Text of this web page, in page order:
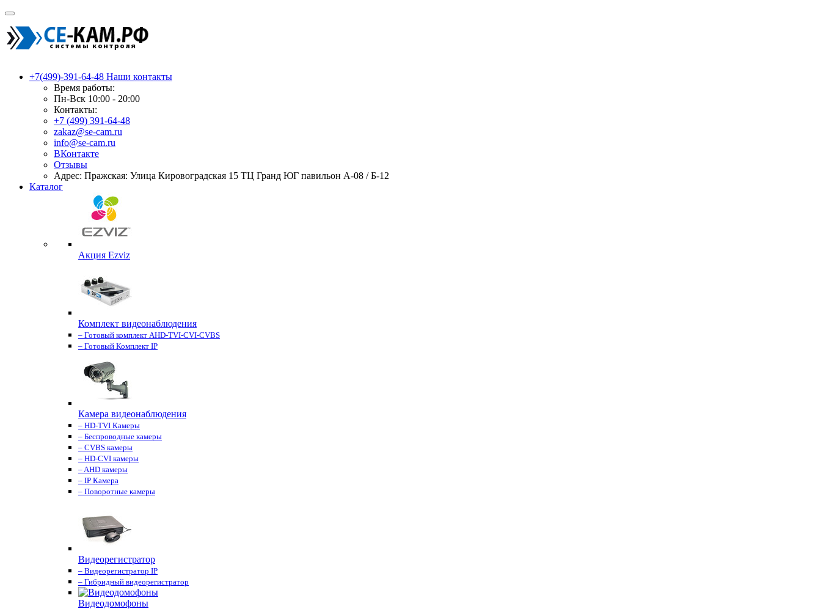
+7(499)-391-64-48 Наши контакты
Время работы:
Пн-Вск 10:00 - 20:00
Контакты:
+7 (499) 391-64-48
zakaz@se-cam.ru
info@se-cam.ru
ВКонтакте
Отзывы
Адрес: Пражская: Улица Кировоградская 15 ТЦ Гранд ЮГ павильон А-08 / Б-12
Каталог
Акция Ezviz
Комплект видеонаблюдения
– Готовый комплект AHD-TVI-CVI-CVBS
– Готовый Комплект IP
Камера видеонаблюдения
– HD-TVI Камеры
– Беспроводные камеры
– CVBS камеры
– HD-CVI камеры
– AHD камеры
– IP Камера
– Поворотные камеры
Видеорегистратор
– Видеорегистратор IP
– Гибридный видеорегистратор
Видеодомофоны